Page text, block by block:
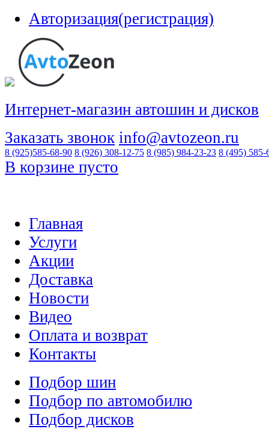
Авторизация(регистрация)
Интернет-магазин автошин и дисков
Заказать звонок info@avtozeon.ru
8 (925)585-68-90 8 (926) 308-12-75 8 (985) 984-23-23 8 (495) 585-
В корзине пусто
Главная
Услуги
Акции
Доставка
Новости
Видео
Оплата и возврат
Контакты
Подбор шин
Подбор по автомобилю
Подбор дисков